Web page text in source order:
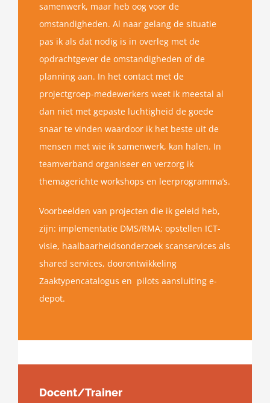
samenwerk, maar heb oog voor de
omstandigheden. Al naar gelang de situatie
pas ik als dat nodig is in overleg met de
opdrachtgever de omstandigheden of de
planning aan. In het contact met de
projectgroep-medewerkers weet ik meestal al
dan niet met gepaste luchtigheid de goede
snaar te vinden waardoor ik het beste uit de
mensen met wie ik samenwerk, kan halen. In
teamverband organiseer en verzorg ik
themagerichte workshops en leerprogramma’s.
Voorbeelden van projecten die ik geleid heb,
zijn: implementatie DMS/RMA; opstellen ICT-
visie, haalbaarheidsonderzoek scanservices als
shared services, doorontwikkeling
Zaaktypencatalogus en pilots aansluiting e-
depot.
Docent/Trainer